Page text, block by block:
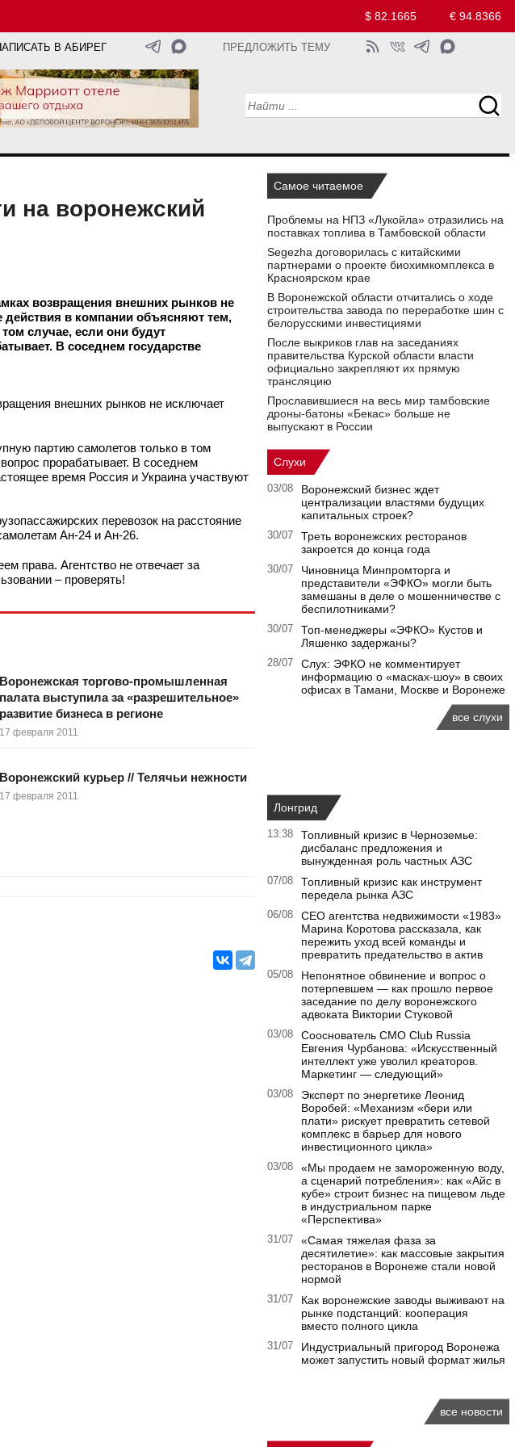
$ 82.1665 € 94.8366
В АБИРЕГ ПРЕДЛОЖИТЬ ТЕМУ
на воронежский
возвращения внешних рынков не
действия в компании объясняют тем,
случае, если они будут
В соседнем государстве
внешних рынков не исключает
партию самолетов только в том
прорабатывает. В соседнем
время Россия и Украина участвуют
перевозок на расстояние
Ан-24 и Ан-26.
права. Агентство не отвечает за
– проверять!
Воронежская торгово-промышленная
палата выступила за «разрешительное»
развитие бизнеса в регионе
17 февраля 2011
Воронежский курьер // Телячьи нежности
17 февраля 2011
Самое читаемое
Проблемы на НПЗ «Лукойла» отразились на
поставках топлива в Тамбовской области
Segezha договорилась с китайскими
партнерами о проекте биохимкомплекса в
Красноярском крае
В Воронежской области отчитались о ходе
строительства завода по переработке шин с
белорусскими инвестициями
После выкриков глав на заседаниях
правительства Курской области власти
официально закрепляют их прямую
трансляцию
Прославившиеся на весь мир тамбовские
дроны-батоны «Бекас» больше не
выпускают в России
Слухи
03/08
Воронежский бизнес ждет
централизации властями будущих
капитальных строек?
30/07
Треть воронежских ресторанов
закроется до конца года
30/07
Чиновница Минпромторга и
представители «ЭФКО» могли быть
замешаны в деле о мошенничестве с
беспилотниками?
30/07
Топ-менеджеры «ЭФКО» Кустов и
Ляшенко задержаны?
28/07
Слух: ЭФКО не комментирует
информацию о «масках-шоу» в своих
офисах в Тамани, Москве и Воронеже
все слухи
Лонгрид
13:38
Топливный кризис в Черноземье:
дисбаланс предложения и
вынужденная роль частных АЗС
07/08
Топливный кризис как инструмент
передела рынка АЗС
06/08
CEO агентства недвижимости «1983»
Марина Коротова рассказала, как
пережить уход всей команды и
превратить предательство в актив
05/08
Непонятное обвинение и вопрос о
потерпевшем — как прошло первое
заседание по делу воронежского
адвоката Виктории Стуковой
03/08
Сооснователь CMO Club Russia
Евгения Чурбанова: «Искусственный
интеллект уже уволил креаторов.
Маркетинг — следующий»
03/08
Эксперт по энергетике Леонид
Воробей: «Механизм «бери или
плати» рискует превратить сетевой
комплекс в барьер для нового
инвестиционного цикла»
03/08
«Мы продаем не замороженную воду,
а сценарий потребления»: как «Айс в
кубе» строит бизнес на пищевом льде
в индустриальном парке
«Перспектива»
31/07
«Самая тяжелая фаза за
десятилетие»: как массовые закрытия
ресторанов в Воронеже стали новой
нормой
31/07
Как воронежские заводы выживают на
рынке подстанций: кооперация
вместо полного цикла
31/07
Индустриальный пригород Воронежа
может запустить новый формат жилья
все новости